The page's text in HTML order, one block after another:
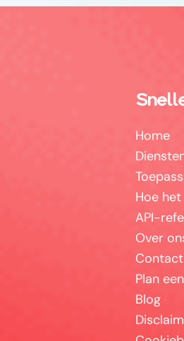
Home
Hoe
API-
Over
Contact
Plan
Blog